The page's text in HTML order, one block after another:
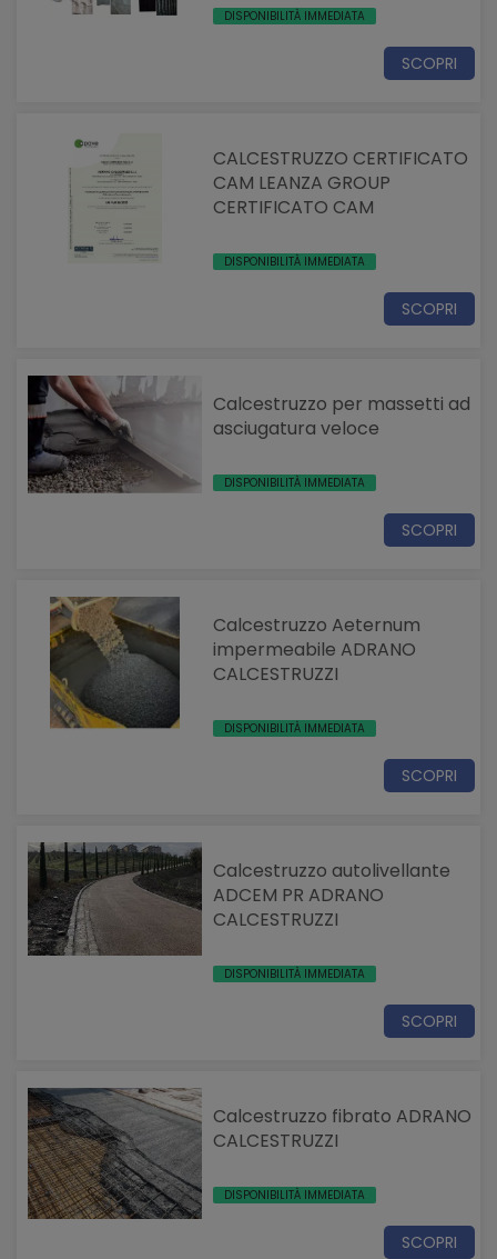
DISPONIBILITÀ IMMEDIATA
SCOPRI
CALCESTRUZZO CERTIFICATO
CAM LEANZA GROUP
CERTIFICATO CAM
DISPONIBILITÀ IMMEDIATA
SCOPRI
Calcestruzzo per massetti ad
asciugatura veloce
DISPONIBILITÀ IMMEDIATA
SCOPRI
Calcestruzzo Aeternum
impermeabile ADRANO
CALCESTRUZZI
DISPONIBILITÀ IMMEDIATA
SCOPRI
Calcestruzzo autolivellante
ADCEM PR ADRANO
CALCESTRUZZI
DISPONIBILITÀ IMMEDIATA
SCOPRI
Calcestruzzo fibrato ADRANO
CALCESTRUZZI
DISPONIBILITÀ IMMEDIATA
SCOPRI